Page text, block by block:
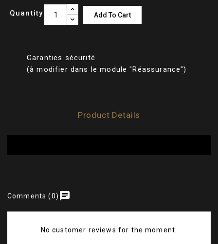
Quantity Add To Cart
Garanties sécurité
(à modifier dans le module "Réassurance")
Product Details
chat
Comments (0)
No customer reviews for the moment.